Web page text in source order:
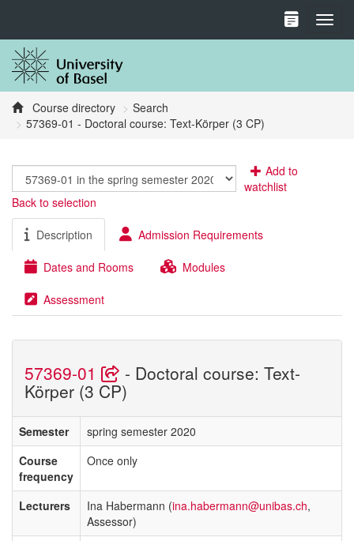
Course directory
Search
57369-01 - Doctoral course: Text-Körper (3 CP)
Add to
watchlist
Back to selection
Description Admission Requirements
Dates and Rooms Modules
Assessment
57369-01 - Doctoral course: Text-
Körper (3 CP)
Semester
spring semester 2020
Course
frequency
Once only
Lecturers Ina Habermann (ina.habermann@unibas.ch,
Assessor)